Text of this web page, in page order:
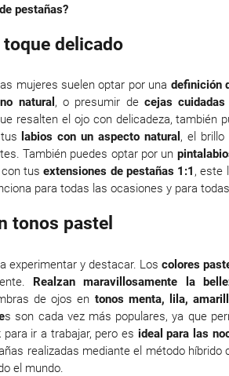
pestañas?
delicado
mujeres suelen optar por una definición
natural , o presumir de cejas
resalten el ojo con delicadeza, también
labios con un aspecto natural , el
También puedes optar por un
con tusextensiones de pestañas 1:1 , este
para todas las ocasiones y para
tonos pastel
experimentar y destacar. Loscolores
Realzan maravillosamente la
de ojos en tonos menta, lila,
s son cada vez más populares, ya que
ir a trabajar, pero es ideal para las
realizadas mediante el método híbrido
el mundo.